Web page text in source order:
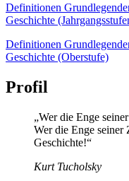
Definitionen
Geschichte
Definitionen
Geschichte (Oberstufe)
Profil
„Wer die Enge
Wer die Enge
Geschichte!“
Kurt Tucholsky